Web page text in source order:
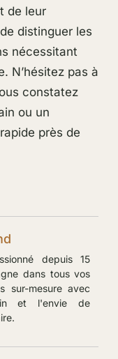
de leur
distinguer les
nécessitant
N’hésitez pas à
constatez
ou un
près de
depuis 15
dans tous vos
sur-mesure avec
et l'envie de